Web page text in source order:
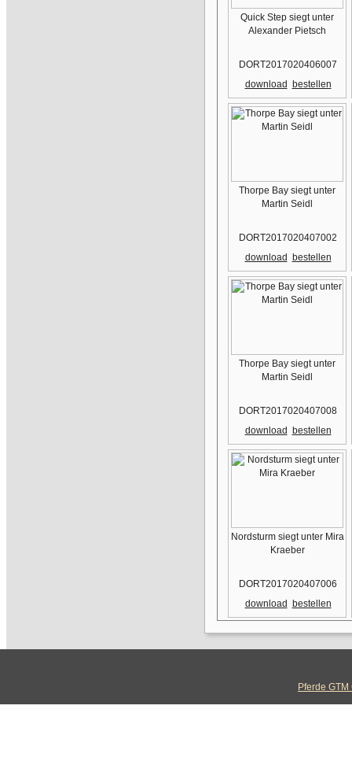
Quick Step siegt unter
Alexander Pietsch
DORT2017020406007
download
bestellen
Thorpe Bay siegt unter
Martin Seidl
DORT2017020407002
download
bestellen
Thorpe Bay siegt unter
Martin Seidl
DORT2017020407008
download
bestellen
Nordsturm siegt unter Mira
Kraeber
DORT2017020407006
download
bestellen
Pferde GTM